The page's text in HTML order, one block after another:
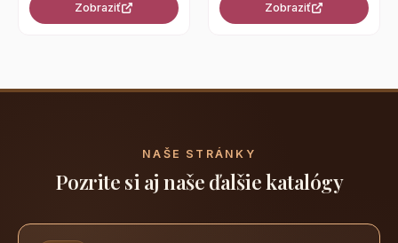
Zobraziť Zobraziť
NAŠE STRÁNKY
Pozrite si aj naše ďalšie katalógy